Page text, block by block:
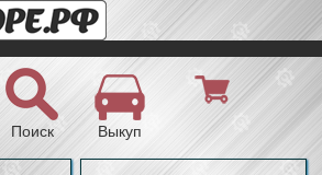
Поиск Выкуп